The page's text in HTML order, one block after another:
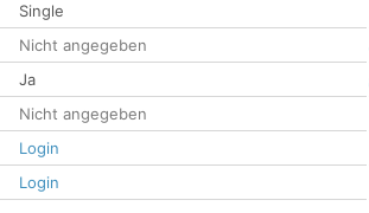
Single
Nicht angegeben
Ja
Nicht angegeben
Login
Login